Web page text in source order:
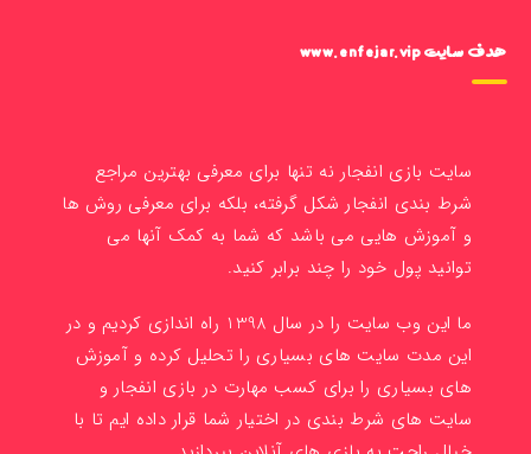
هدف سایت www.enfejar.vip
سایت بازی انفجار نه تنها برای معرفی بهترین مراجع
شرط بندی انفجار شکل گرفته، بلکه برای معرفی روش ها
و آموزش هایی می باشد که شما به کمک آنها می
توانید پول خود را چند برابر کنید.
ما این وب سایت را در سال 1398 راه اندازی کردیم و در
این مدت سایت های بسیاری را تحلیل کرده و آموزش
های بسیاری را برای کسب مهارت در بازی انفجار و
سایت های شرط بندی در اختیار شما قرار داده ایم تا با